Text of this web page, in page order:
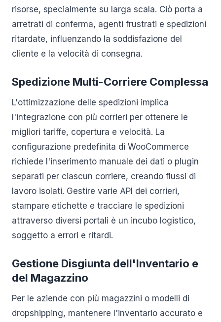
risorse, specialmente su larga scala. Ciò porta a
arretrati di conferma, agenti frustrati e spedizioni
ritardate, influenzando la soddisfazione del
cliente e la velocità di consegna.
Spedizione Multi-Corriere Complessa
L'ottimizzazione delle spedizioni implica
l'integrazione con più corrieri per ottenere le
migliori tariffe, copertura e velocità. La
configurazione predefinita di WooCommerce
richiede l'inserimento manuale dei dati o plugin
separati per ciascun corriere, creando flussi di
lavoro isolati. Gestire varie API dei corrieri,
stampare etichette e tracciare le spedizioni
attraverso diversi portali è un incubo logistico,
soggetto a errori e ritardi.
Gestione Disgiunta dell'Inventario e
del Magazzino
Per le aziende con più magazzini o modelli di
dropshipping, mantenere l'inventario accurato e